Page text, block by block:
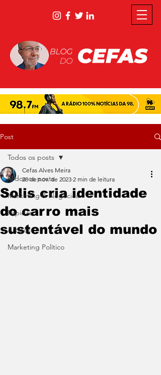
Post
Todos os posts
Marketing & Negócios
Rápidas
Artigos
Marketing Político
Todos os posts
Solis cria identidade
do carro mais
sustentável do mundo
Cefas Alves Meira
28 de nov. de 2023 2 min de leitura